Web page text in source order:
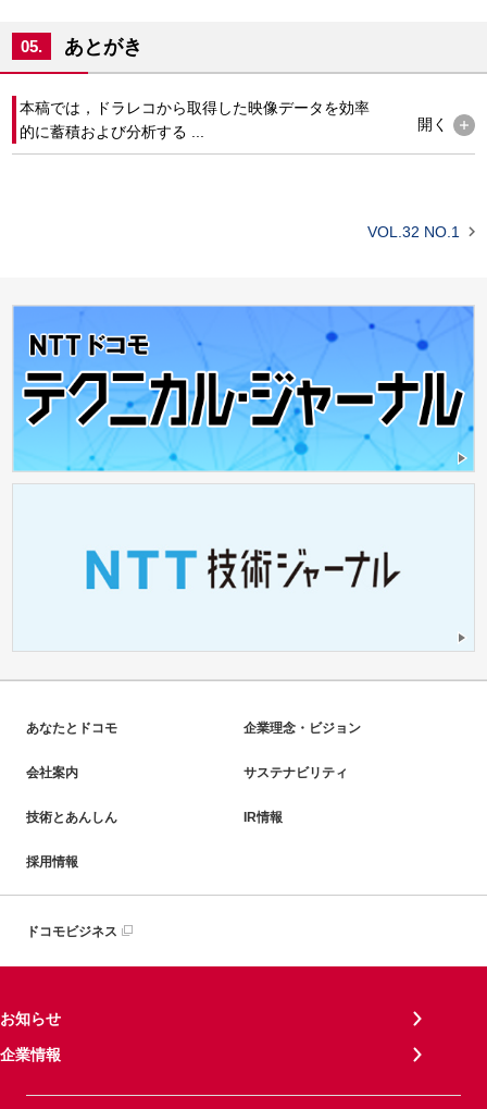
05. あとがき
本稿では，ドラレコから取得した映像データを効率
的に蓄積および分析する ...
開く
VOL.32 NO.1 
あなたとドコモ 企業理念・ビジョン
会社案内 サステナビリティ
技術とあんしん IR情報
採用情報
ドコモビジネス
お知らせ
企業情報